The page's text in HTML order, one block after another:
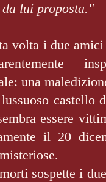
da lui proposta."
volta i due
una
castello
essere
il 20
sospette i